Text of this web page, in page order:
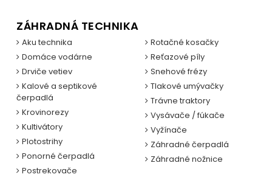
ZÁHRADNÁ TECHNIKA
Aku technika
Domáce vodárne
Drviče vetiev
Kalové a septikové
čerpadlá
Krovinorezy
Kultivátory
Plotostrihy
Ponorné čerpadlá
Postrekovače
Rotačné kosačky
Reťazové píly
Snehové frézy
Tlakové umývačky
Trávne traktory
Vysávače / fúkače
Vyžínače
Záhradné čerpadlá
Záhradné nožnice